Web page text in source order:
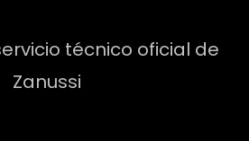
técnico oficial de
Zanussi